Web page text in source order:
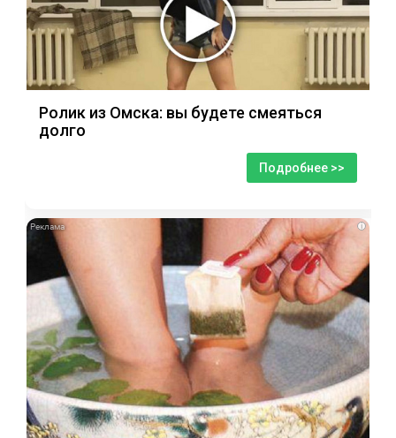
Ролик из Омска: вы будете смеяться
долго
Подробнее >>
i